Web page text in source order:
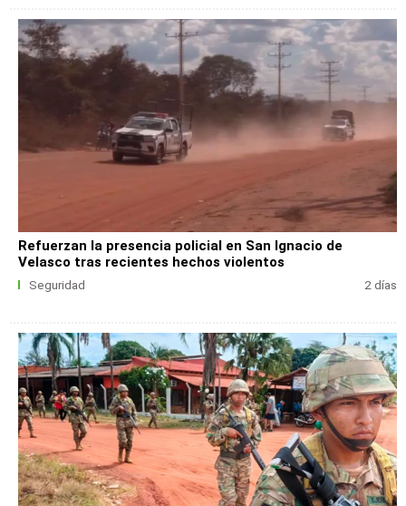
Refuerzan la presencia policial en San Ignacio de
Velasco tras recientes hechos violentos
Seguridad 2 días